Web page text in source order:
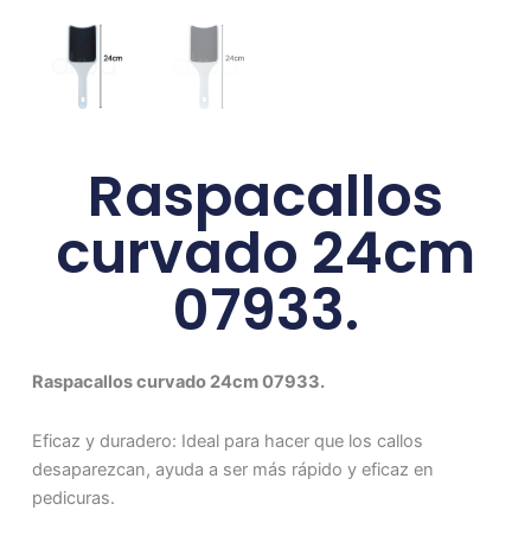
Raspacallos
curvado 24cm
07933.
Raspacallos curvado 24cm 07933.
Eficaz y duradero: Ideal para hacer que los callos
desaparezcan, ayuda a ser más rápido y eficaz en
pedicuras.